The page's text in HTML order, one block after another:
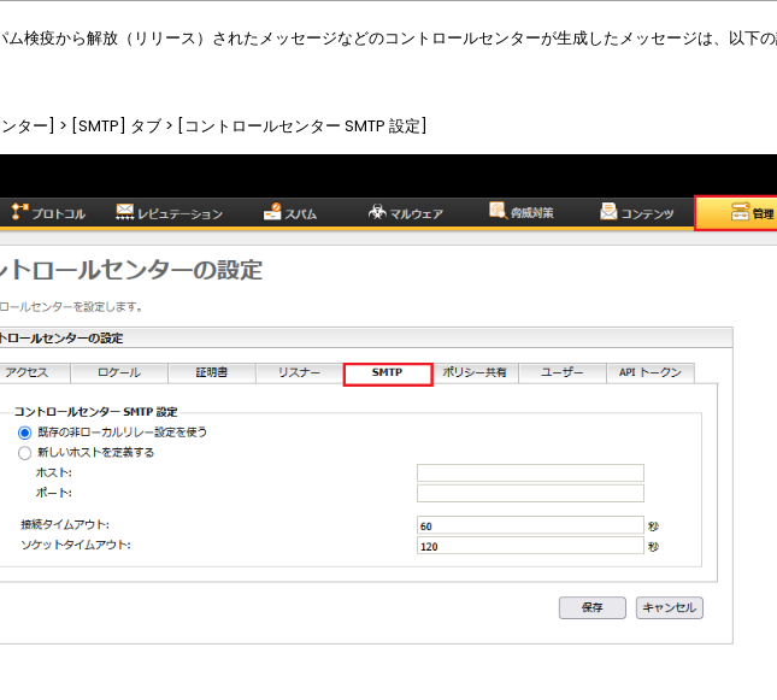
検疫から解放（リリース）されたメッセージなどのコントロールセンターが生成したメッセージは、以下
ター] > [SMTP] タブ > [コントロールセンター SMTP 設定]